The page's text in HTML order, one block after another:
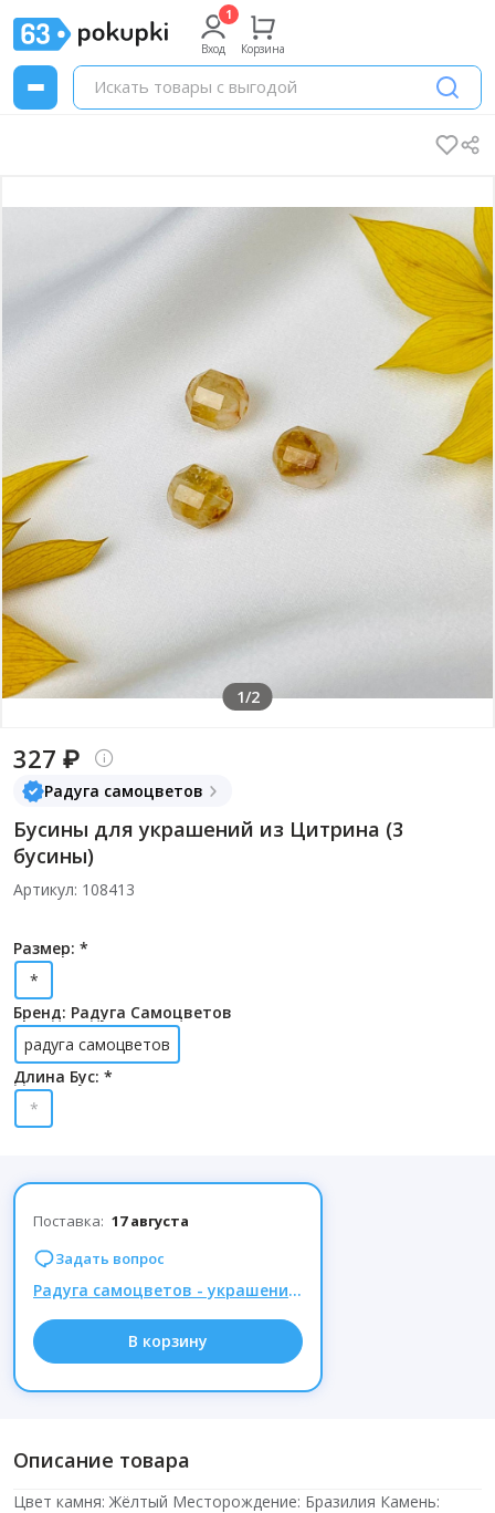
Вход Корзина
1/2
327 ₽
Радуга самоцветов
Бусины для украшений из Цитрина (3
бусины)
Артикул: 108413
Размер: *
*
Бренд: Радуга Самоцветов
радуга самоцветов
Длина Бус: *
*
Поставка: 17 августа
Задать вопрос
Радуга самоцветов - украшения из натуральных камней, Комиссия 15% при заказе от 1000р.
В корзину
Описание товара
Цвет камня: Жёлтый Месторождение: Бразилия Камень: